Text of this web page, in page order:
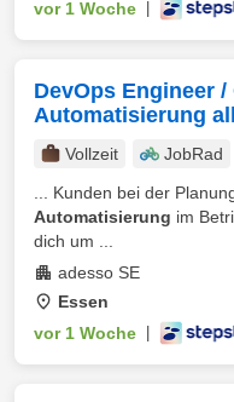
vor 1 Woche
DevOps Engineer
Automatisierung
Vollzeit JobRad
... Kunden bei der
Automatisierung im
dich um ...
adesso SE
Essen
vor 1 Woche